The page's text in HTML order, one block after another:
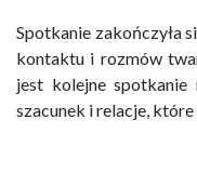
Spotkanie zakończyła
kontaktu i rozmów
jest kolejne spotkanie
szacunek i relacje,